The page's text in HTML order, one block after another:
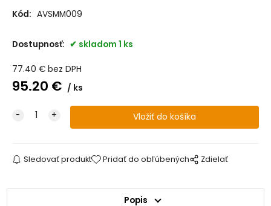
Kód: AVSMM009
Dostupnosť: skladom 1 ks
77.40 € bez DPH
95.20 € ks
Sledovať produkt Pridať do obľúbených Zdielať
Popis